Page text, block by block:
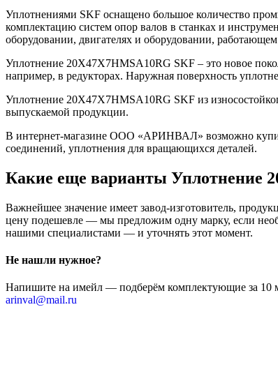
Уплотнениями SKF оснащено большое количество
комплектацию систем опор валов в станках и
оборудовании, двигателях и оборудовании,
Уплотнение 20X47X7HMSA10RG SKF – это новое
например, в редукторах. Наружная поверхность
Уплотнение 20X47X7HMSA10RG SKF из
выпускаемой продукции.
В интернет-магазине ООО «АРИНВАЛ» возможно
соединений, уплотнения для вращающихся деталей.
Какие еще варианты Уплотнение
Важнейшее значение имеет завод-изготовитель,
цену подешевле — мы предложим одну марку, если
нашими специалистами — и уточнять этот момент.
Не нашли нужное?
Напишите на имейл — подберём комплектующие за 10
arinval@mail.ru